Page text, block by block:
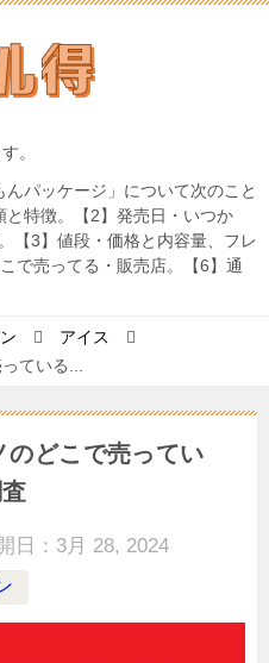
。
パッケージ」について次のこと
特徴。【2】発売日・いつか
【3】値段・価格と内容量、フレ
で売ってる・販売店。【6】通
アイス
ている...
のどこで売ってい
日： 3月 28, 2024